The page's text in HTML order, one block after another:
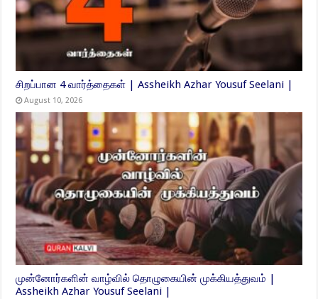
சிறப்பான 4 வார்த்தைகள் | Assheikh Azhar Yousuf Seelani |
August 10, 2026
முன்னோர்களின் வாழ்வில் தொழுகையின் முக்கியத்துவம் |
Assheikh Azhar Yousuf Seelani |